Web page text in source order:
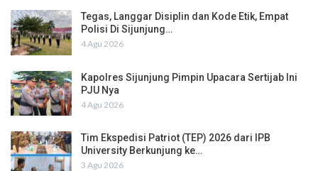
Tegas, Langgar Disiplin dan Kode Etik, Empat
Polisi Di Sijunjung…
4 Agu 2026
Kapolres Sijunjung Pimpin Upacara Sertijab Ini
PJU Nya
4 Agu 2026
Tim Ekspedisi Patriot (TEP) 2026 dari IPB
University Berkunjung ke…
3 Agu 2026